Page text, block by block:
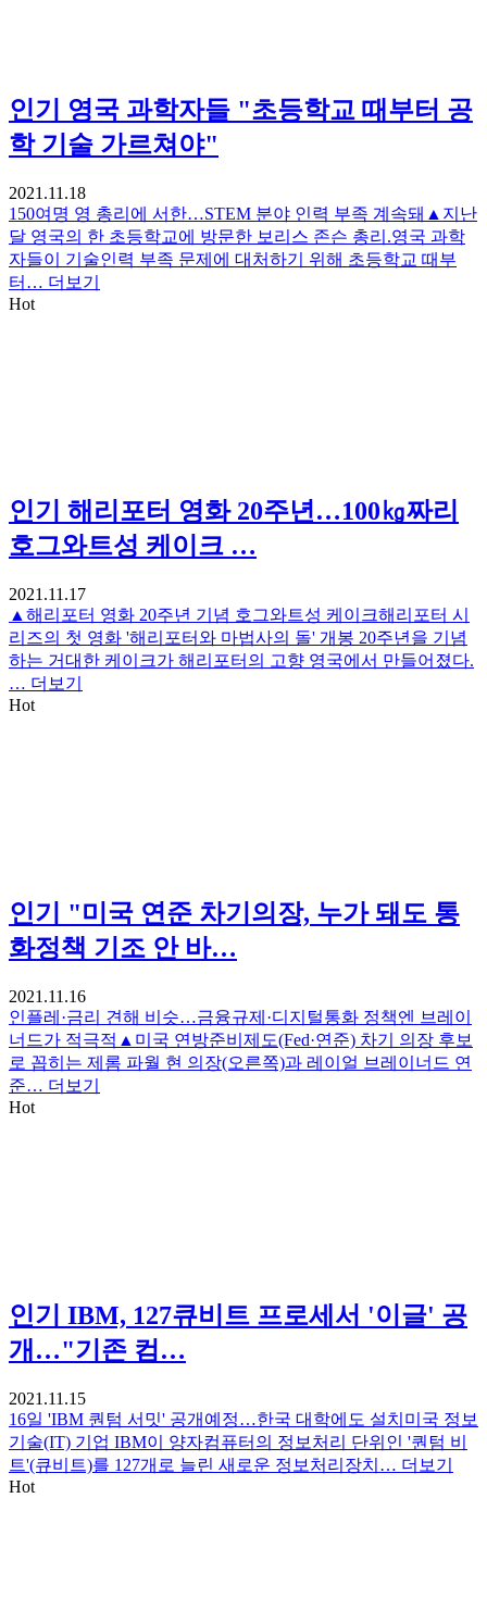
인기
영국 과학자들 "초등학교 때부터 공
학 기술 가르쳐야"
2021.11.18
150여명 영 총리에 서한…STEM 분야 인력 부족 계속돼▲지난
달 영국의 한 초등학교에 방문한 보리스 존슨 총리.영국 과학
자들이 기술인력 부족 문제에 대처하기 위해 초등학교 때부
터… 더보기
Hot
인기
해리포터 영화 20주년…100㎏짜리
호그와트성 케이크 …
2021.11.17
▲해리포터 영화 20주년 기념 호그와트성 케이크해리포터 시
리즈의 첫 영화 '해리포터와 마법사의 돌' 개봉 20주년을 기념
하는 거대한 케이크가 해리포터의 고향 영국에서 만들어졌다.
… 더보기
Hot
인기
"미국 연준 차기의장, 누가 돼도 통
화정책 기조 안 바…
2021.11.16
인플레·금리 견해 비슷…금융규제·디지털통화 정책엔 브레이
너드가 적극적▲미국 연방준비제도(Fed·연준) 차기 의장 후보
로 꼽히는 제롬 파월 현 의장(오른쪽)과 레이얼 브레이너드 연
준… 더보기
Hot
인기
IBM, 127큐비트 프로세서 '이글' 공
개…"기존 컴…
2021.11.15
16일 'IBM 퀀텀 서밋' 공개예정…한국 대학에도 설치미국 정보
기술(IT) 기업 IBM이 양자컴퓨터의 정보처리 단위인 '퀀텀 비
트'(큐비트)를 127개로 늘린 새로운 정보처리장치… 더보기
Hot